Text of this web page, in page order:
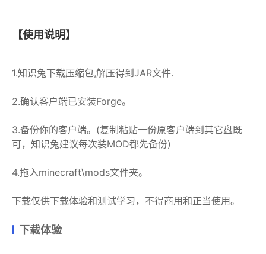
【使用说明】
1.知识兔下载压缩包,解压得到JAR文件.
2.确认客户端已安装Forge。
3.备份你的客户端。(复制粘贴一份原客户端到其它盘既
可，知识兔建议每次装MOD都先备份)
4.拖入minecraft\mods文件夹。
下载仅供下载体验和测试学习，不得商用和正当使用。
下载体验